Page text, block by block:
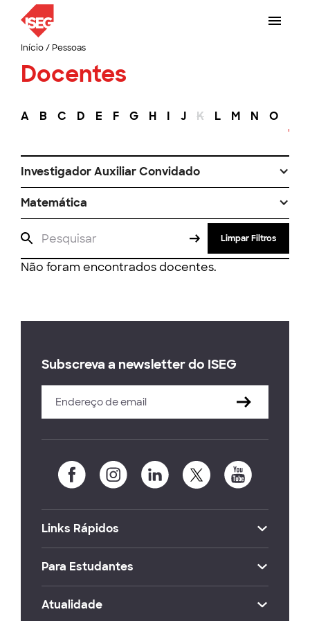
Início/ Pessoas
Docentes
A B C D E F G H I J K L M N O
Investigador Auxiliar Convidado
Matemática
Limpar Filtros
Não foram encontrados docentes.
Subscreva a newsletter do ISEG
Links Rápidos
Para Estudantes
Atualidade